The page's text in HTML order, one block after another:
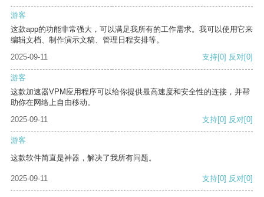
游客
这款app的功能非常强大，可以满足我所有的工作需求。我可以使用它来
编辑文档、制作演示文稿、管理日程安排等。
2025-09-11
支持[0] 反对[0]
游客
这款加速器VPM应用程序可以给你提供最高速度和安全性的连接，并帮
助你在网络上自由移动。
2025-09-11
支持[0] 反对[0]
游客
这款软件简直是神器，解决了我所有问题。
2025-09-11 支持[0] 反对[0]